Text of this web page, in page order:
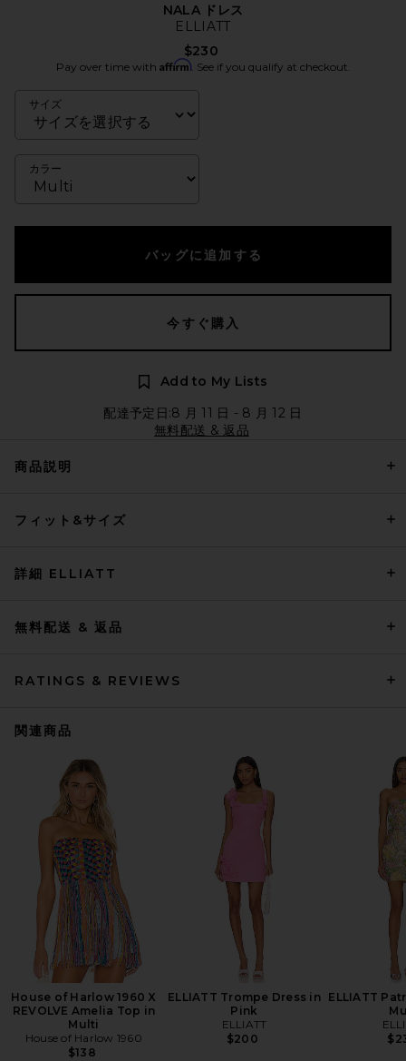
NALA ドレス
ELLIATT
$230
Pay over time with Affirm. See if you qualify at checkout.
サイズ
カラー
バッグに追加する
今すぐ購入
Add to My Lists
配達予定日:8 月 11 日 - 8 月 12 日
無料配送 & 返品
商品説明
フィット&サイズ
詳細 ELLIATT
無料配送 & 返品
RATINGS & REVIEWS
関連商品
House of Harlow 1960 X
REVOLVE Amelia Top in
Multi
House of Harlow 1960
$138
ELLIATT Trompe Dress in
Pink
ELLIATT
$200
ELLIATT